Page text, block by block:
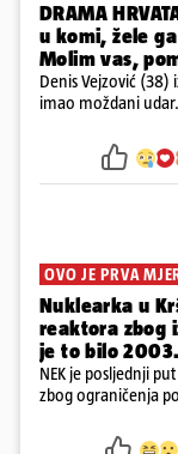
DRAMA
u komi, žele
Molim vas,
Denis Vejzović (38)
imao moždani
tamošnji liječnici
OVO JE PRVA
Nuklearka u
reaktora zbog
je to bilo 2003.
NEK je posljednji
zbog ograničenja
smanjenje snage